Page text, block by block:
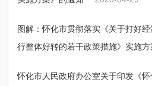
图解：怀化市贯彻落实《关于打好
行整体好转的若干政策措施》实施方
怀化市人民政府办公室关于印发《